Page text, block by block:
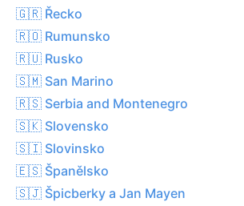
🇬🇷 Řecko
🇷🇴 Rumunsko
🇷🇺 Rusko
🇸🇲 San Marino
🇷🇸 Serbia and Montenegro
🇸🇰 Slovensko
🇸🇮 Slovinsko
🇪🇸 Španělsko
🇸🇯 Špicberky a Jan Mayen